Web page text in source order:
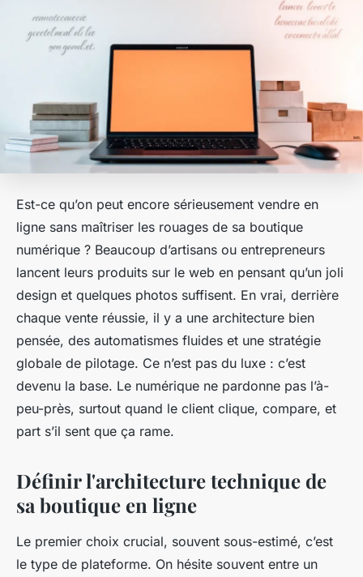
Est-ce qu’on peut encore sérieusement vendre en
ligne sans maîtriser les rouages de sa boutique
numérique ? Beaucoup d’artisans ou entrepreneurs
lancent leurs produits sur le web en pensant qu’un joli
design et quelques photos suffisent. En vrai, derrière
chaque vente réussie, il y a une architecture bien
pensée, des automatismes fluides et une stratégie
globale de pilotage. Ce n’est pas du luxe : c’est
devenu la base. Le numérique ne pardonne pas l’à-
peu-près, surtout quand le client clique, compare, et
part s’il sent que ça rame.
Définir l'architecture technique de
sa boutique en ligne
Le premier choix crucial, souvent sous-estimé, c’est
le type de plateforme. On hésite souvent entre un